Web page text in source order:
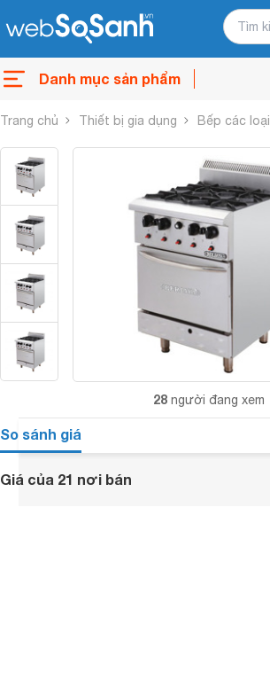
Danh mục sản phẩm
Trang chủ Thiết bị gia dụng Bếp các loại
28 người đang xem
So sánh giá
Giá của 21 nơi bán